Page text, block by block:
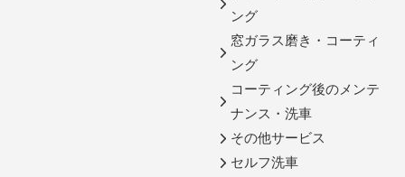
ング
窓ガラス磨き・コーティ
ング
コーティング後のメンテ
ナンス・洗車
その他サービス
セルフ洗車